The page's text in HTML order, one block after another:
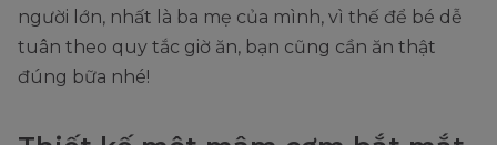
người lớn, nhất là ba mẹ của mình, vì thế để bé dễ
tuân theo quy tắc giờ ăn, bạn cũng cần ăn thật
đúng bữa nhé!